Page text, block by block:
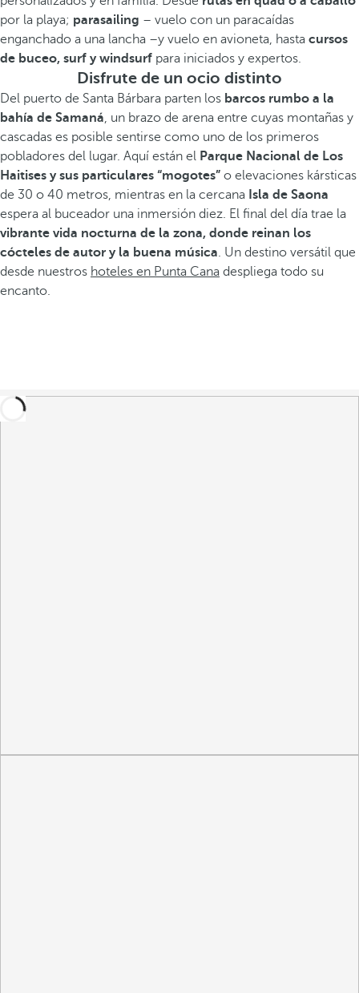
por la playa; parasailing – vuelo con un paracaídas
enganchado a una lancha –y vuelo en avioneta, hasta cursos
de buceo, surf y windsurf para iniciados y expertos.
Disfrute de un ocio distinto
Del puerto de Santa Bárbara parten los barcos rumbo a la
bahía de Samaná, un brazo de arena entre cuyas montañas y
cascadas es posible sentirse como uno de los primeros
pobladores del lugar. Aquí están el Parque Nacional de Los
Haitises y sus particulares “mogotes” o elevaciones kársticas
de 30 o 40 metros, mientras en la cercana Isla de Saona
espera al buceador una inmersión diez. El final del día trae la
vibrante vida nocturna de la zona, donde reinan los
cócteles de autor y la buena música. Un destino versátil que
desde nuestros hoteles en Punta Cana despliega todo su
encanto.